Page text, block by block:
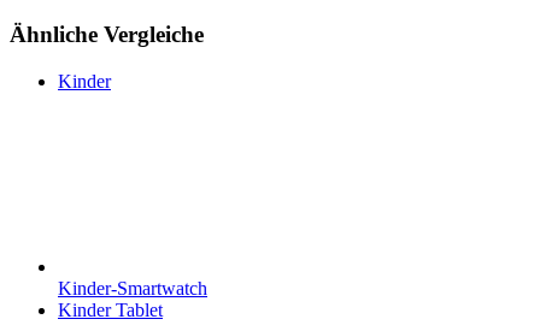
Ähnliche Vergleiche
Kinder
Kinder-Smartwatch
Kinder Tablet